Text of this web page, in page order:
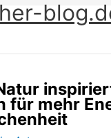
für mehr